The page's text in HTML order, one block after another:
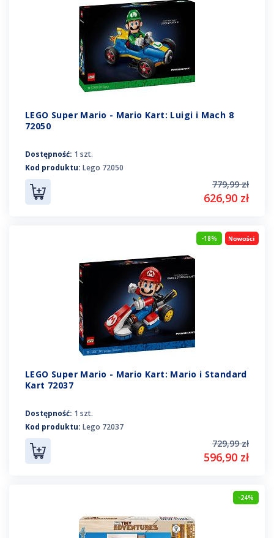
LEGO Super Mario - Mario Kart: Luigi i Mach 8
72050
Dostępność: 1 szt.
Kod produktu: Lego 72050
779,99 zł
626,90 zł
-18%
LEGO Super Mario - Mario Kart: Mario i Standard
Kart 72037
Dostępność: 1 szt.
Kod produktu: Lego 72037
729,99 zł
596,90 zł
-24%